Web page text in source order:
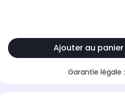
Ajouter au panier
Garantie légale :